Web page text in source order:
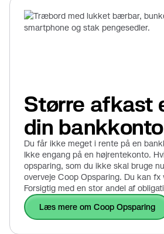
Større afkast
din bankkonto
Du får ikke meget i rente på en
Ikke engang på en højrentekonto.
opsparing, som du ikke skal bruge
overveje Coop Opsparing. Du kan
Forsigtig med en stor andel af
Læs mere om Coop Opsparing